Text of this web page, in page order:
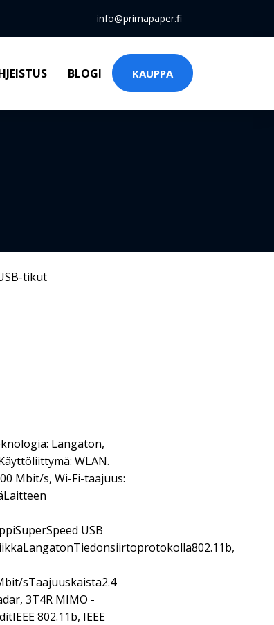
info@primapaper.fi
BLOGI KAUPPA
tikut
Langaton,
WLAN.
Mbit/s, Wi-Fi-taajuus:
USB
sTaajuuskaista2.4
3T4R MIMO -
802.11b, IEEE